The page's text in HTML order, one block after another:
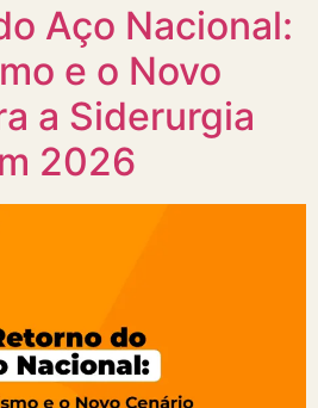
Aço Nacional:
e o Novo
a Siderurgia
2026